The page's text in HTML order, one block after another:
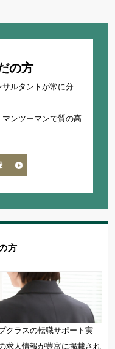
の方
ルタントが常に分
マンツーマンで質の高
方
クラスの転職サポート実
求人情報が豊富に掲載され